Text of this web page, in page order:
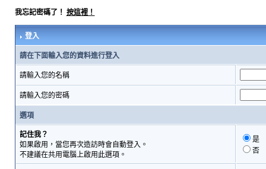
我忘記密碼了！ 按這裡！
登入
請在下面輸入您的資料進行登入
請輸入您的名稱
請輸入您的密碼
選項
記住我？
如果啟用，當您再次造訪時會自動登入。
不建議在共用電腦上啟用此選項。
是
否